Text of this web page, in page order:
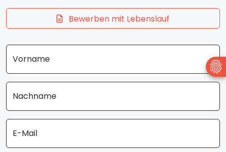
Bewerben mit Lebenslauf
Vorname
Nachname
E-Mail